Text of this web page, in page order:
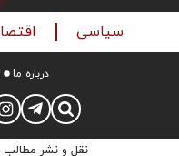
سیاسی
درباره ما
نقل و نشر مطالب